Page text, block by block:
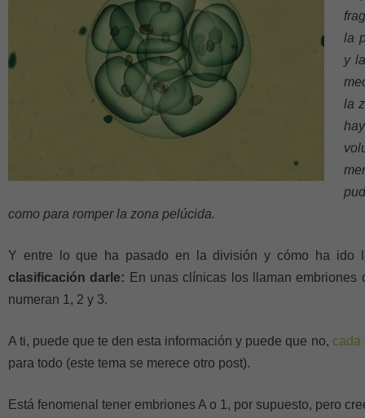
la
y
la
como para romper la zona pelúcida.
Y entre lo que ha pasado en la división y cómo ha ido
clasificación darle: En unas clínicas los llaman
numeran 1, 2 y 3.
A ti, puede que te den esta información y puede que no,
para todo (este tema se merece otro post).
Está fenomenal tener embriones A o 1, por supuesto, pero